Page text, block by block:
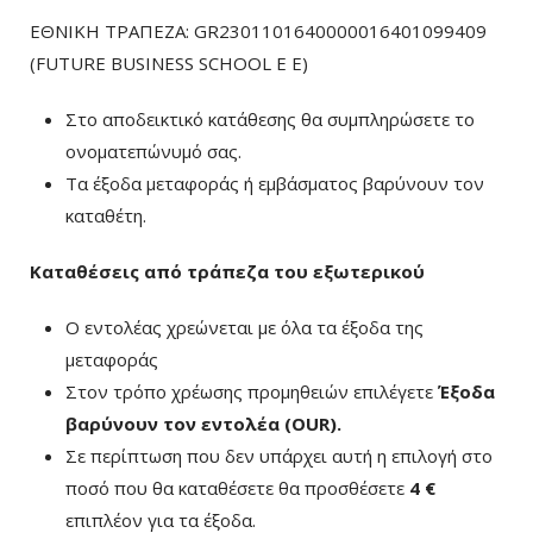
ΕΘΝΙΚΗ ΤΡΑΠΕΖΑ: GR2301101640000016401099409
(FUTURE BUSINESS SCHOOL E E)
Στο αποδεικτικό κατάθεσης θα συμπληρώσετε το
ονοματεπώνυμό σας.
Τα έξοδα μεταφοράς ή εμβάσματος βαρύνουν τον
καταθέτη.
Καταθέσεις από τράπεζα του εξωτερικού
Ο εντολέας χρεώνεται με όλα τα έξοδα της
μεταφοράς
Στον τρόπο χρέωσης προμηθειών επιλέγετε Έξοδα
βαρύνουν τον εντολέα (ΟUR).
Σε περίπτωση που δεν υπάρχει αυτή η επιλογή στο
ποσό που θα καταθέσετε θα προσθέσετε 4 €
επιπλέον για τα έξοδα.